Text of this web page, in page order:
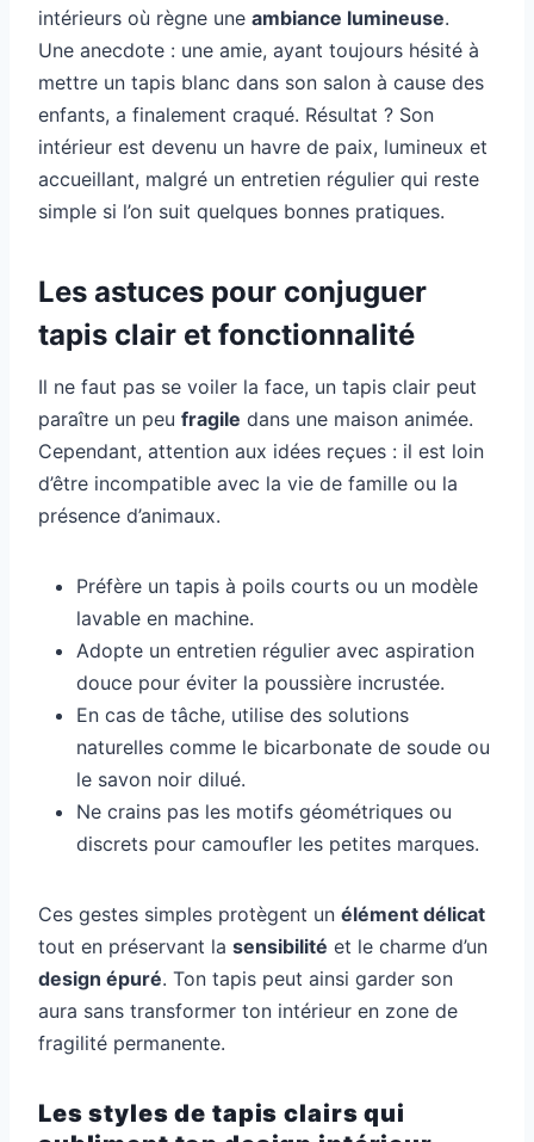
intérieurs où règne une ambiance lumineuse.
Une anecdote : une amie, ayant toujours hésité à
mettre un tapis blanc dans son salon à cause des
enfants, a finalement craqué. Résultat ? Son
intérieur est devenu un havre de paix, lumineux et
accueillant, malgré un entretien régulier qui reste
simple si l’on suit quelques bonnes pratiques.
Les astuces pour conjuguer
tapis clair et fonctionnalité
Il ne faut pas se voiler la face, un tapis clair peut
paraître un peu fragile dans une maison animée.
Cependant, attention aux idées reçues : il est loin
d’être incompatible avec la vie de famille ou la
présence d’animaux.
Préfère un tapis à poils courts ou un modèle
lavable en machine.
Adopte un entretien régulier avec aspiration
douce pour éviter la poussière incrustée.
En cas de tâche, utilise des solutions
naturelles comme le bicarbonate de soude ou
le savon noir dilué.
Ne crains pas les motifs géométriques ou
discrets pour camoufler les petites marques.
Ces gestes simples protègent un élément délicat
tout en préservant la sensibilité et le charme d’un
design épuré. Ton tapis peut ainsi garder son
aura sans transformer ton intérieur en zone de
fragilité permanente.
Les styles de tapis clairs qui